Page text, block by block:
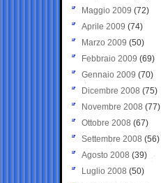
Maggio 2009 (72)
Aprile 2009 (74)
Marzo 2009 (50)
Febbraio 2009 (69)
Gennaio 2009 (70)
Dicembre 2008 (75)
Novembre 2008 (77)
Ottobre 2008 (67)
Settembre 2008 (56)
Agosto 2008 (39)
Luglio 2008 (50)